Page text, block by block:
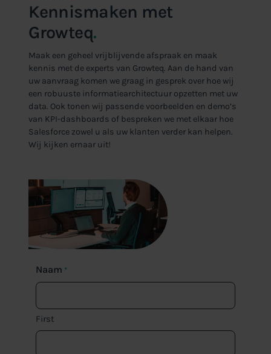
Kennismaken met
Growteq.
Maak een geheel vrijblijvende afspraak en maak
kennis met de experts van Growteq. Aan de hand van
uw aanvraag komen we graag in gesprek over hoe wij
een robuuste informatiearchitectuur opzetten met uw
data. Ook tonen wij passende voorbeelden en demo’s
van KPI-dashboards of bespreken we met elkaar hoe
Salesforce zowel u als uw klanten verder kan helpen.
Wij kijken ernaar uit!
Naam *
First